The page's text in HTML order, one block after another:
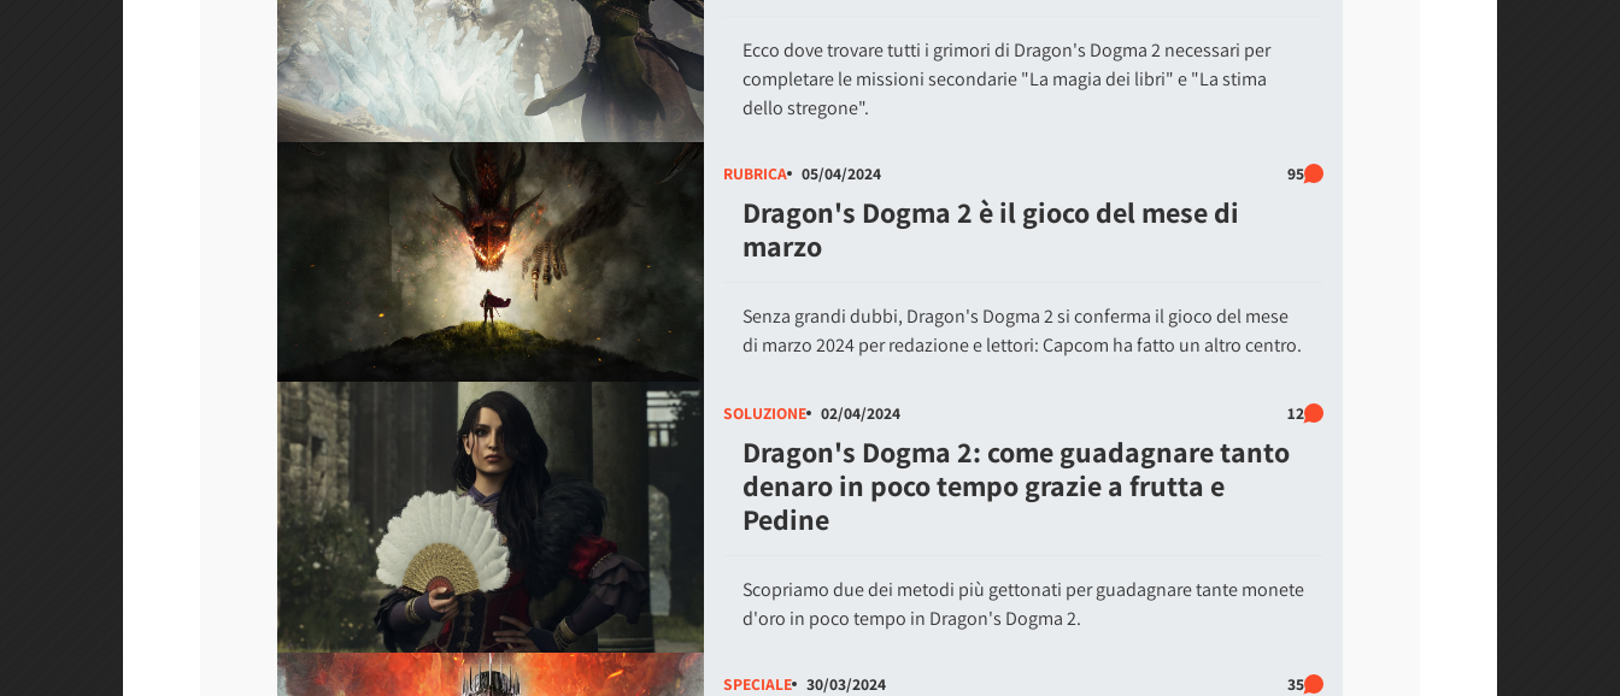
Ecco dove trovare tutti i grimori di Dragon's Dogma 2 necessari per
completare le missioni secondarie "La magia dei libri" e "La stima
dello stregone".
RUBRICA 05/04/2024 95
Dragon's Dogma 2 è il gioco del mese di
marzo
Senza grandi dubbi, Dragon's Dogma 2 si conferma il gioco del mese
di marzo 2024 per redazione e lettori: Capcom ha fatto un altro centro.
SOLUZIONE 02/04/2024 12
Dragon's Dogma 2: come guadagnare tanto
denaro in poco tempo grazie a frutta e
Pedine
Scopriamo due dei metodi più gettonati per guadagnare tante monete
d'oro in poco tempo in Dragon's Dogma 2.
SPECIALE 30/03/2024 35